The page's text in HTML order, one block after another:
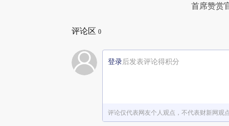
首席赞赏
评论区 0
登录后发表评论得积分
评论仅代表网友个人观点，不代表财新网观